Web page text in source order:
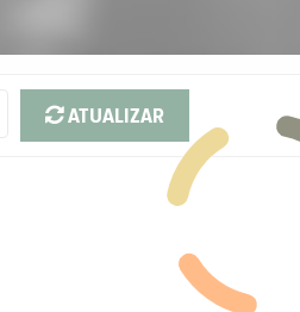
ATUALIZAR